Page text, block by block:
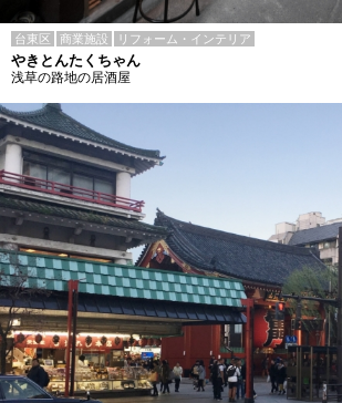
台東区 商業施設 リフォーム・インテリア
やきとんたくちゃん
浅草の路地の居酒屋